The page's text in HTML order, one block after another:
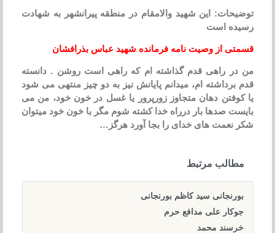
توضیحات: این شهید والامقام در منطقه پیرانشهر به شهادت
رسیده است
قسمتی از وصیت نامه فرمانده شهید عباس بذرافشان
من در راهی قدم گذاشته ام که راهی است روشن . دانسته
قدم برداشته ام، میدانم پایانش نیز به دو چیز منتهی می شود
یا کوفتن دهان متجاوز زورپرور یا غسل در خون خود، من می
بایست صدها بار درراه خدا کشته شوم مگر با خون خود میتوان
شکر نعمت های خدای را بجا آورد هرگز…
مطالب مرتبط
بورنجانی سید کاظم بورنجانی
جوکار علی مدافع حرم
خرسند محمد